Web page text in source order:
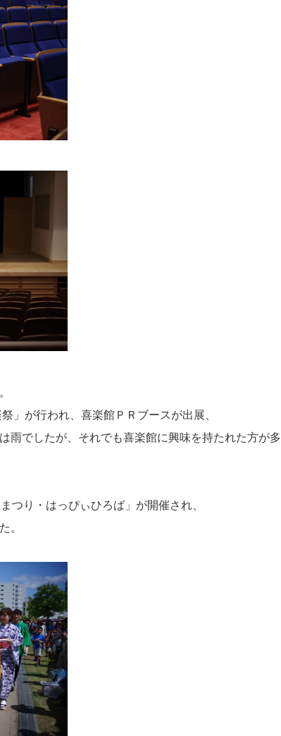
」が行われ、喜楽館ＰＲブースが出展、
雨でしたが、それでも喜楽館に興味を持たれた方が多
つり・はっぴぃひろば」が開催され、
。